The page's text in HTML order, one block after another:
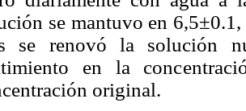
se mantuvo en
se renovó la solución
en la
original.